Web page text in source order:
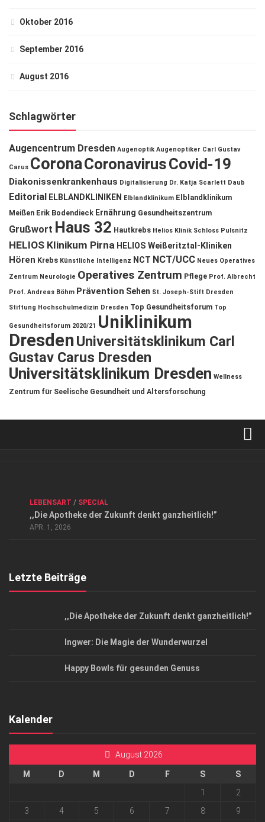
Oktober 2016
September 2016
August 2016
Schlagwörter
Augencentrum Dresden Augenoptik Augenoptiker Carl Gustav
Carus CoronaCoronavirusCovid-19
Diakonissenkrankenhaus Digitalisierung Dr. Katja Scarlett Daub
Editorial ELBLANDKLINIKEN Elblandklinikum Elblandklinikum
Meißen Erik Bodendieck Ernährung Gesundheitszentrum
Grußwort Haus 32 Hautkrebs Helios Klinik Schloss Pulsnitz
HELIOS Klinikum Pirna HELIOS Weißeritztal-Kliniken
Hören Krebs Künstliche Intelligenz NCT NCT/UCC Neues Operatives
Zentrum Neurologie Operatives Zentrum Pflege Prof. Albrecht
Prof. Andreas Böhm Prävention Sehen St. Joseph-Stift Dresden
Stiftung Hochschulmedizin Dresden Top Gesundheitsforum Top
Gesundheitsforum 2020/21 Uniklinikum
DresdenUniversitätsklinikum Carl
Gustav Carus Dresden
Universitätsklinikum Dresden Wellness
Zentrum für Seelische Gesundheit und Altersforschung
Datenschutzerklärung
Top Magazin Dresden / Ostsachsen
LEBENSART / SPECIAL
,,Die Apotheke der Zukunft denkt ganzheitlich!”
APR. 1, 2026
Letzte Beiträge
,,Die Apotheke der Zukunft denkt ganzheitlich!”
Ingwer: Die Magie der Wunderwurzel
Happy Bowls für gesunden Genuss
Kalender
August 2026
M D M D F S
S
1
2
3
4 5 6 7 8 9